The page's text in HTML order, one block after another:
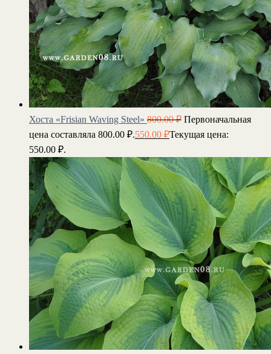
Хоста «Frisian Waving Steel» 800.00₽ Первоначальная
цена составляла 800.00 ₽.550.00 ₽Текущая цена:
550.00 ₽.